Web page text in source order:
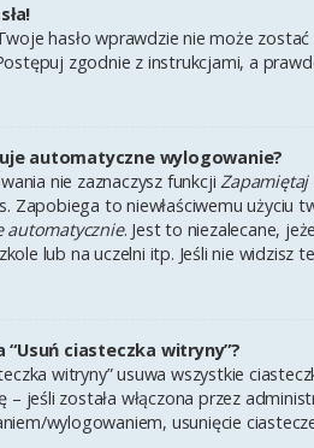
hasło wprawdzie nie może
zgodnie z instrukcjami, a
automatyczne wylogowanie?
nie zaznaczysz funkcjiZapamiętaj
Zapobiega to niewłaściwemu
automatycznie. Jest to niezalecane,
lub na uczelni itp. Jeśli nie widzisz
“Usuń ciasteczka witryny”?
witryny” usuwa wszystkie
– jeśli została włączona przez
wylogowaniem, usunięcie